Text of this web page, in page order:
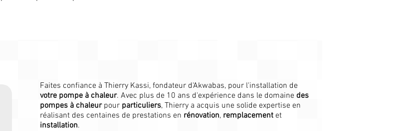
Faites confiance à Thierry Kassi, fondateur d'Akwabas, pour l'installation de
votre pompe à chaleur. Avec plus de 10 ans d'expérience dans le domaine des
pompes à chaleur pour particuliers, Thierry a acquis une solide expertise en
réalisant des centaines de prestations en rénovation, remplacement et
installation.